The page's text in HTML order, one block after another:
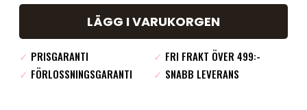
LÄGG I VARUKORGEN
✓ PRISGARANTI ✓ FRI FRAKT ÖVER 499:-
✓ FÖRLOSSNINGSGARANTI ✓ SNABB LEVERANS